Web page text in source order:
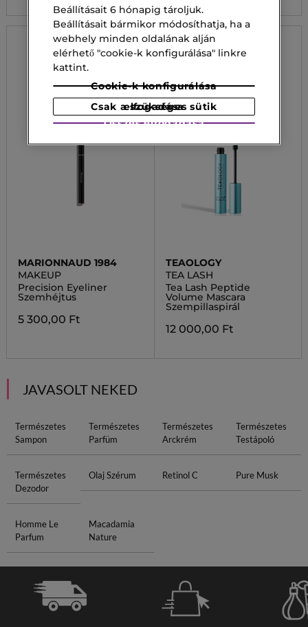
MARIONNAUD 1984
MAKEUP
Precision Eyeliner
Szemhéjtus
5 300,00 Ft
TEAOLOGY
TEA LASH
Tea Lash Peptide
Volume Mascara
Szempillaspirál
12 000,00 Ft
JAVASOLT NEKED
Természetes
Sampon
Természetes
Parfüm
Természetes
Arckrém
Természetes
Testápoló
Természetes
Dezodor
Olaj Szérum Retinol C Pure Musk
Homme Le
Parfum
Macadamia
Nature
Beállításait 6 hónapig tároljuk.
Beállításait bármikor módosíthatja, ha a
webhely minden oldalának alján
elérhető "cookie-k konfigurálása" linkre
kattint.
Cookie-k konfigurálása
Csak a szükséges sütik elfogadása
Összes elfogadása